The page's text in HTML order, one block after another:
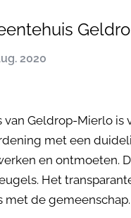
2020
van Geldrop-Mierlo
met een
en ontmoeten.
Het
met de